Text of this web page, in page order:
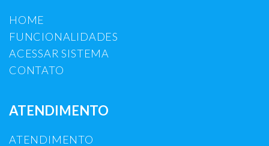
HOME
FUNCIONALIDADES
ACESSAR SISTEMA
CONTATO
ATENDIMENTO
ATENDIMENTO